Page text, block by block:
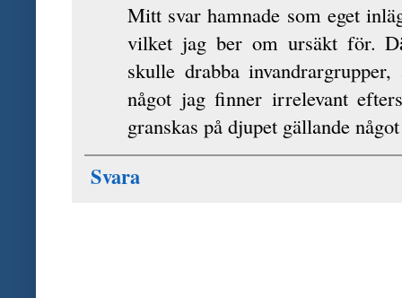
Mitt svar hamnade som eget
vilket jag ber om ursäkt för.
skulle drabba
något jag finner irrelevant
granskas på djupet gällande
Svara